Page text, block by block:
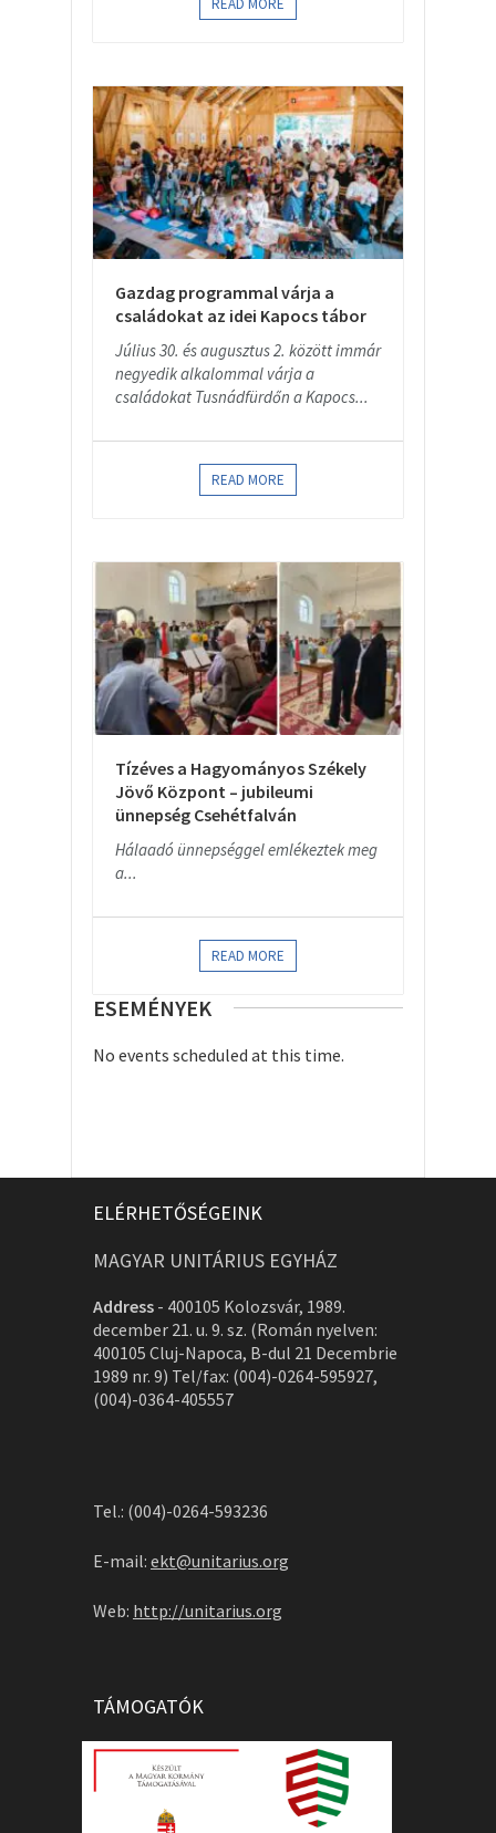
Gazdag programmal várja a
családokat az idei Kapocs tábor
Július 30. és augusztus 2. között immár
negyedik alkalommal várja a
családokat Tusnádfürdőn a Kapocs...
READ MORE
Tízéves a Hagyományos Székely
Jövő Központ – jubileumi
ünnepség Csehétfalván
Hálaadó ünnepséggel emlékeztek meg
a...
READ MORE
ESEMÉNYEK
No events scheduled at this time.
ELÉRHETŐSÉGEINK
MAGYAR UNITÁRIUS EGYHÁZ
Address - 400105 Kolozsvár, 1989.
december 21. u. 9. sz. (Román nyelven:
400105 Cluj-Napoca, B-dul 21 Decembrie
1989 nr. 9) Tel/fax: (004)-0264-595927,
(004)-0364-405557
Tel.: (004)-0264-593236
E-mail: ekt@unitarius.org
Web: http://unitarius.org
TÁMOGATÓK